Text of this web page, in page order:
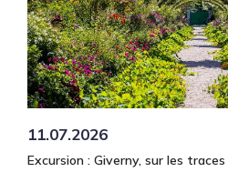
11.07.2026
Excursion : Giverny, sur les